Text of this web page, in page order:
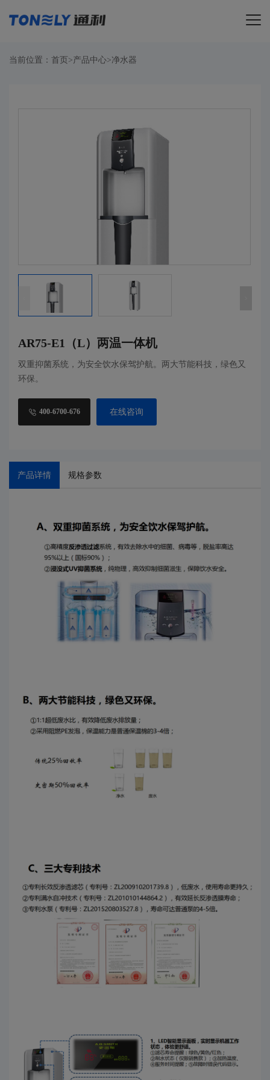
当前位置： 首页 >产品中心>净水器
AR75-E1（L）两温一体机
双重抑菌系统，为安全饮水保驾护航。两大节能科技，绿色又
环保。
400-6700-676 在线咨询
产品详情 规格参数